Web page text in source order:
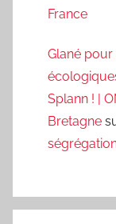
France
Glané pour
Splann ! |
Bretagne